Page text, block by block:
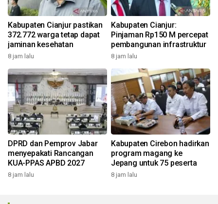
Kabupaten Cianjur pastikan
372.772 warga tetap dapat
jaminan kesehatan
8 jam lalu
Kabupaten Cianjur:
Pinjaman Rp150 M percepat
pembangunan infrastruktur
8 jam lalu
DPRD dan Pemprov Jabar
menyepakati Rancangan
KUA-PPAS APBD 2027
8 jam lalu
Kabupaten Cirebon hadirkan
program magang ke
Jepang untuk 75 peserta
8 jam lalu